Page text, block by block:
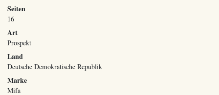
Seiten
16
Art
Prospekt
Land
Deutsche Demokratische Republik
Marke
Mifa